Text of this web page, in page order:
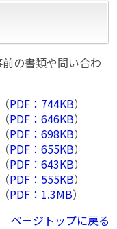
の書類や問い合わ
PDF：744KB）
PDF：646KB）
PDF：698KB）
PDF：655KB）
PDF：643KB）
PDF：555KB）
PDF：1.3MB）
ページトップに戻る